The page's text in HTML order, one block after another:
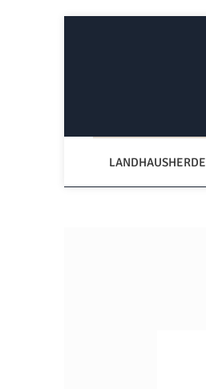
LANDHAUSHERDE